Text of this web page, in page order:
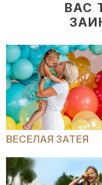
ВАС
ВЕСЕЛАЯ ЗАТЕЯ